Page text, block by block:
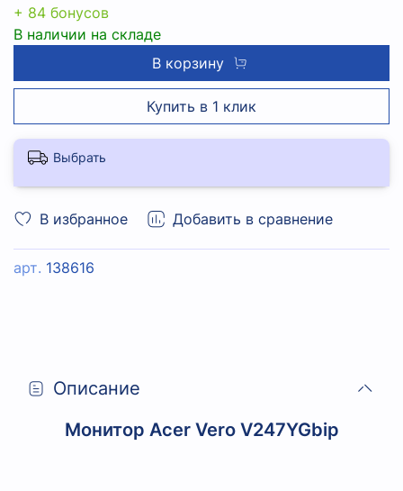
В избранное Добавить в сравнение
арт. 138616
+ 84 бонусов
В наличии на складе
В корзину
Купить в 1 клик
Выбрать
Описание
Монитор Acer Vero V247YGbip